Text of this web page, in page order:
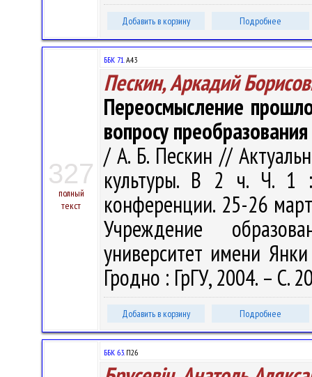
Добавить в корзину Подробнее
327
полный
текст
ББК 71.А43
Пескин, Аркадий
Переосмысление
вопросу
/ А. Б. Пескин //
культуры. В 2 ч. Ч. 1
конференции. 25-26
Учреждение
университет имени
Гродно : ГрГУ, 2004. – С.
Добавить в корзину Подробнее
ББК 63.П26